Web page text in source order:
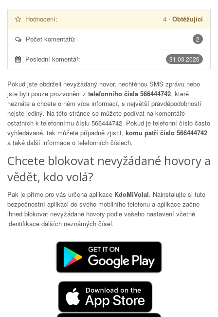
Hodnocení: 4 - Obtěžující
2
Počet komentářů:
31.03.2026
Poslední komentář:
Pokud jste obdrželi nevyžádaný hovor, nechtěnou SMS zprávu nebo
jste byli pouze prozvoněni z telefonního čísla 566444742, které
neznáte a chcete o něm více informací, s největší pravděpodobností
nejste jediný. Na této stránce se můžete podívat na komentáře
ostatních k telefonnímu číslu 566444742. Pokud je telefonní číslo často
vyhledávané, tak můžete případně zjistit, komu patří číslo 566444742
a také další informace o telefonních číslech.
Chcete blokovat nevyžádané hovory a
vědět, kdo volá?
Pak je přímo pro vás určena aplikace KdoMiVolal. Nainstalujte si tuto
bezpečnostní aplikaci do svého mobilního telefonu a aplikace začne
ihned blokovat nevyžádané hovory podle vašeho nastavení včetně
identifikace dalších neznámých čísel.